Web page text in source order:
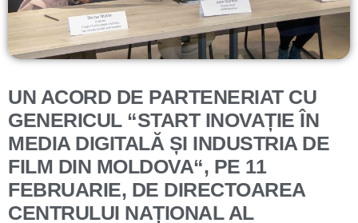
UN ACORD DE PARTENERIAT CU
GENERICUL “START INOVAȚIE ÎN
MEDIA DIGITALĂ ȘI INDUSTRIA DE
FILM DIN MOLDOVA“, PE 11
FEBRUARIE, DE DIRECTOAREA
CENTRULUI NAȚIONAL AL